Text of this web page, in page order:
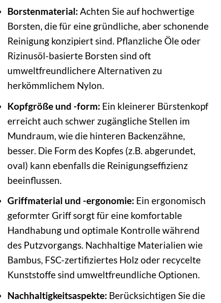
Borstenmaterial: Achten Sie auf hochwertige
Borsten, die für eine gründliche, aber schonende
Reinigung konzipiert sind. Pflanzliche Öle oder
Rizinusöl-basierte Borsten sind oft
umweltfreundlichere Alternativen zu
herkömmlichem Nylon.
Kopfgröße und -form: Ein kleinerer Bürstenkopf
erreicht auch schwer zugängliche Stellen im
Mundraum, wie die hinteren Backenzähne,
besser. Die Form des Kopfes (z.B. abgerundet,
oval) kann ebenfalls die Reinigungseffizienz
beeinflussen.
Griffmaterial und -ergonomie: Ein ergonomisch
geformter Griff sorgt für eine komfortable
Handhabung und optimale Kontrolle während
des Putzvorgangs. Nachhaltige Materialien wie
Bambus, FSC-zertifiziertes Holz oder recycelte
Kunststoffe sind umweltfreundliche Optionen.
Nachhaltigkeitsaspekte: Berücksichtigen Sie die